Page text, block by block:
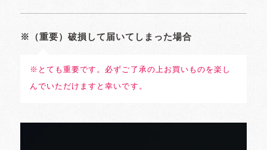
※（重要）破損して届いてしまった場合
※とても重要です。必ずご了承の上お買いものを楽し
んでいただけますと幸いです。